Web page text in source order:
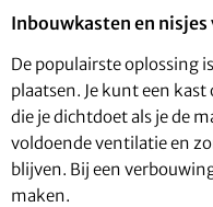
Inbouwkasten en
De populairste oplossing
plaatsen. Je kunt een
die je dichtdoet als je de
voldoende ventilatie en
blijven. Bij een
maken.